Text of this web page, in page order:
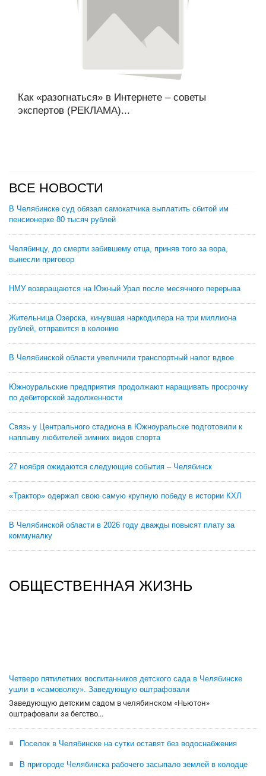
Как «разогнаться» в Интернете – советы
экспертов (РЕКЛАМА)...
ВСЕ НОВОСТИ
В Челябинске суд обязал самокатчика выплатить сбитой им
пенсионерке 80 тысяч рублей
Челябинцу, до смерти забившему отца, приняв того за вора,
вынесли приговор
НМУ возвращаются на Южный Урал после месячного перерыва
Жительница Озерска, кинувшая наркодилера на три миллиона
рублей, отправится в колонию
В Челябинской области увеличили транспортный налог вдвое
Южноуральские предприятия продолжают наращивать просрочку
по дебиторской задолженности
Связь у Центрального стадиона в Южноуральске подготовили к
наплыву любителей зимних видов спорта
27 ноября ожидаются следующие события – Челябинск
«Трактор» одержал свою самую крупную победу в истории КХЛ
В Челябинской области в 2026 году дважды повысят плату за
коммуналку
ОБЩЕСТВЕННАЯ ЖИЗНЬ
Четверо пятилетних воспитанников детского сада в Челябинске
ушли в «самоволку». Заведующую оштрафовали
Заведующую детским садом в челябинском «Ньютон»
оштрафовали за бегство...
Поселок в Челябинске на сутки оставят без водоснабжения
В пригороде Челябинска рабочего засыпало землей в колодце